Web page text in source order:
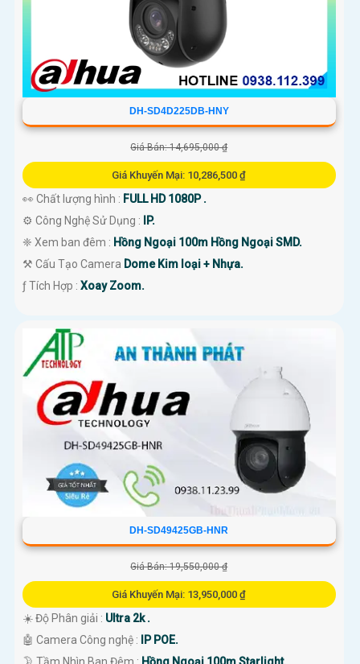
DH-SD4D225DB-HNY
Giá Bán: 14,695,000 ₫
Giá Khuyến Mại: 10,286,500 ₫
👀 Chất lượng hình : FULL HD 1080P .
⚙ Công Nghệ Sử Dụng : IP.
❈ Xem ban đêm : Hồng Ngoại 100m Hồng Ngoại SMD.
⚒ Cấu Tạo Camera Dome Kim loại + Nhựa.
️ƒ Tích Hợp : Xoay Zoom.
DH-SD49425GB-HNR
Giá Bán: 19,550,000 ₫
Giá Khuyến Mại: 13,950,000 ₫
☀️ Độ Phân giải : Ultra 2k .
🤖️ Camera Công nghệ : IP POE.
🌛 Tầm Nhìn Ban Đêm : Hồng Ngoại 100m Starlight.